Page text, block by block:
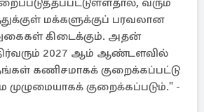
வரும்
மக்களுக்குப் பரவலான
கிடைக்கும். அதன்
2027 ஆம் ஆண்டளவில்
கணிசமாகக் குறைக்கப்பட்டு
குறைக்கப்படும்." -